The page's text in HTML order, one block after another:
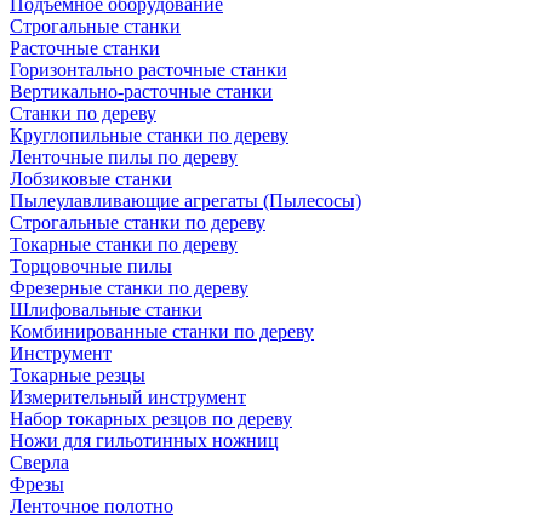
Подъемное оборудование
Строгальные станки
Расточные станки
Горизонтально расточные станки
Вертикально-расточные станки
Станки по дереву
Круглопильные станки по дереву
Ленточные пилы по дереву
Лобзиковые станки
Пылеулавливающие агрегаты (Пылесосы)
Строгальные станки по дереву
Токарные станки по дереву
Торцовочные пилы
Фрезерные станки по дереву
Шлифовальные станки
Комбинированные станки по дереву
Инструмент
Токарные резцы
Измерительный инструмент
Набор токарных резцов по дереву
Ножи для гильотинных ножниц
Сверла
Фрезы
Ленточное полотно